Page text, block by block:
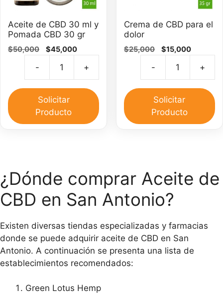
Aceite de CBD 30 ml y
Pomada CBD 30 gr
$50,000
El
original
era:
$50,000.
$45,000El
actual
es:
$45,000.
-
CBD
30
gr
cantidad
+
Solicitar
Producto
Crema de CBD para el
dolor
$25,000
El
original
era:
$25,000.
$15,000El
actual
es:
$15,000.
- +
Solicitar
Producto
¿Dónde comprar Aceite de
CBD en San Antonio?
Existen diversas tiendas especializadas y farmacias
donde se puede adquirir aceite de CBD en San
Antonio. A continuación se presenta una lista de
establecimientos recomendados:
Green Lotus Hemp